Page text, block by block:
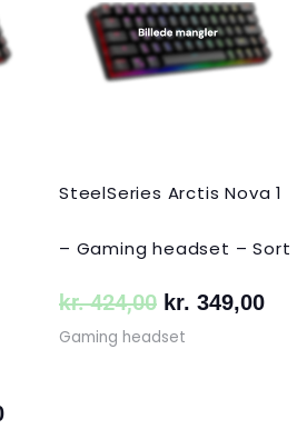
kr. 399,00.
SteelSeries Arctis Nova 1
– Gaming headset – Sort
kr.424,00
var:
kr. 424,00.
kr. 349,00
kr.
Gaming headset